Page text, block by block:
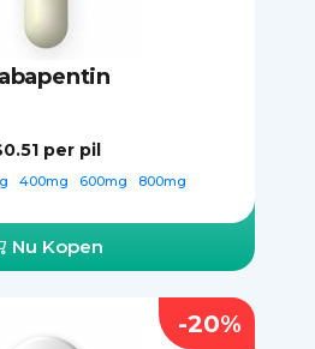
per pil
400mg 600mg 800mg
Nu Kopen
-20%